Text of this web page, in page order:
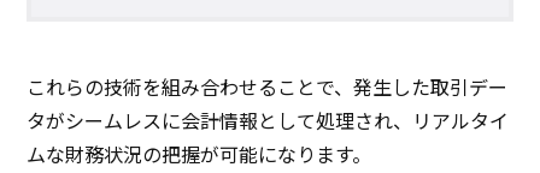
これらの技術を組み合わせることで、発生した取引デー
タがシームレスに会計情報として処理され、リアルタイ
ムな財務状況の把握が可能になります。